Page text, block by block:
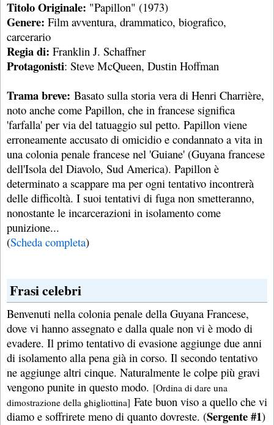
Titolo Originale: "Papillon" (1973)
Genere: Film avventura, drammatico, biografico,
carcerario
Regia di: Franklin J. Schaffner
Protagonisti: Steve McQueen, Dustin Hoffman
Trama breve: Basato sulla storia vera di Henri Charrière,
noto anche come Papillon, che in francese significa
'farfalla' per via del tatuaggio sul petto. Papillon viene
erroneamente accusato di omicidio e condannato a vita in
una colonia penale francese nel 'Guiane' (Guyana francese
dell'Isola del Diavolo, Sud America). Papillon è
determinato a scappare ma per ogni tentativo incontrerà
delle difficoltà. I suoi tentativi di fuga non smetteranno,
nonostante le incarcerazioni in isolamento come
punizione...
(Scheda completa)
Frasi celebri
Benvenuti nella colonia penale della Guyana Francese,
dove vi hanno assegnato e dalla quale non vi è modo di
evadere. Il primo tentativo di evasione aggiunge due anni
di isolamento alla pena già in corso. Il secondo tentativo
ne aggiunge altri cinque. Naturalmente le colpe più gravi
vengono punite in questo modo. [Ordina di dare una
dimostrazione della ghigliottina] Fate buon viso a quello che vi
diamo e soffrirete meno di quanto dovreste. (Sergente #1)